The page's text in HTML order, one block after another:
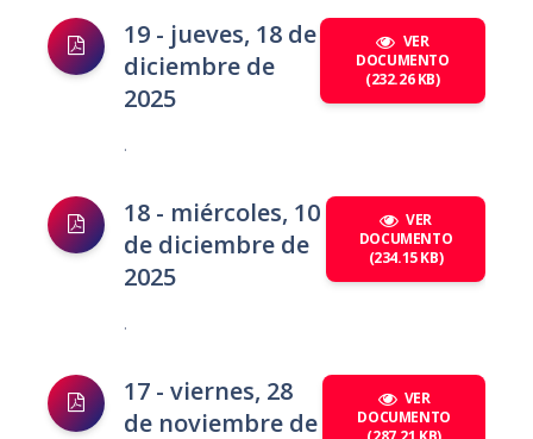
19 - jueves, 18 de
diciembre de
2025
VER
DOCUMENTO
(232.26 KB)
.
18 - miércoles, 10
de diciembre de
2025
VER
DOCUMENTO
(234.15 KB)
.
17 - viernes, 28
de noviembre de
VER
DOCUMENTO